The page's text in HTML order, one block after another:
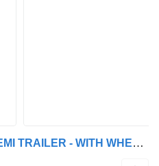
Özgül 3 AXLE LOWBED SEMI TRAILER - WITH WHEEL RECESSES AND EXTENDABLE